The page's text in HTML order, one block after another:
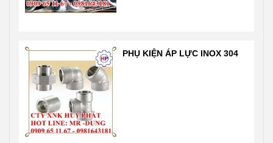
nên giá tốt nhất
0909651167-
0981 64 31 81
Email:
Vattuhuyphat@gmail.com
Web:
vatuduongong.com.vn
PHỤ KIỆN ÁP LỰC INOX 304